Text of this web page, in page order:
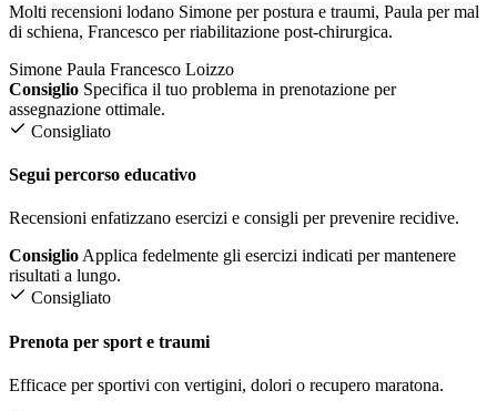
Molti recensioni lodano Simone per postura e traumi, Paula per mal
di schiena, Francesco per riabilitazione post-chirurgica.
Simone Paula Francesco Loizzo
Consiglio Specifica il tuo problema in prenotazione per
assegnazione ottimale.
Consigliato
Segui percorso educativo
Recensioni enfatizzano esercizi e consigli per prevenire recidive.
Consiglio Applica fedelmente gli esercizi indicati per mantenere
risultati a lungo.
Consigliato
Prenota per sport e traumi
Efficace per sportivi con vertigini, dolori o recupero maratona.